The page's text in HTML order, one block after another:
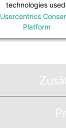
technologies
Usercentrics
Platform